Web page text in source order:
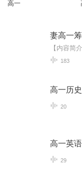
高一
妻高一筹
183
高一历史
20
高一英语
29